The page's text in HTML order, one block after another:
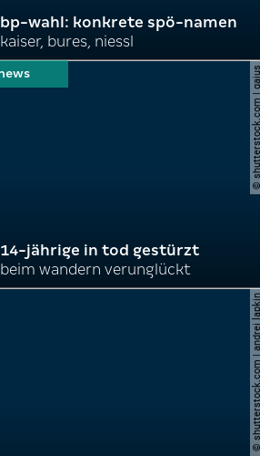
bp-wahl: konkrete spö-namen
kaiser, bures, niessl
©
14-jährige in tod gestürzt
beim wandern verunglückt
© shutterstock.com | andrei lapkin